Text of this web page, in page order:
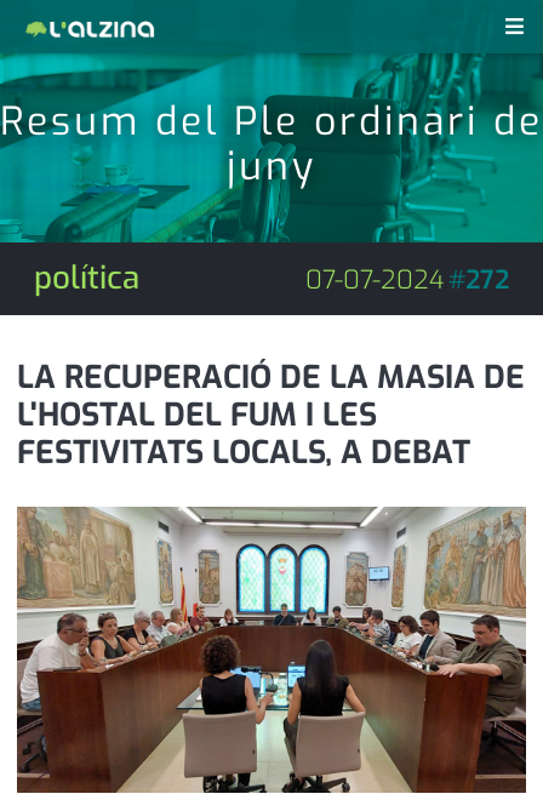
últimes notícies
activitats
agenda
economia
empresa
entrevista
esports
medi ambient
opinió
política
promo serveis
reportatge
revistes pdf
anunciants
subscripció
contacte
farmàcies
telèfons
calendari
Resum del Ple ordinari de
juny
política 07-07-2024#272
LA RECUPERACIÓ DE LA MASIA DE
L'HOSTAL DEL FUM I LES
FESTIVITATS LOCALS, A DEBAT